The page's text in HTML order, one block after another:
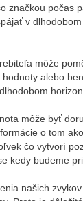
značkou počas
v
môže
hodnoty alebo
môže byť
o tom
čo vytvorí
kedy budeme
našich